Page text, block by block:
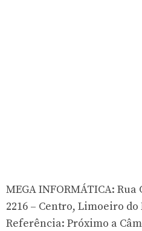
MEGA INFORMÁTICA:
2216 – Centro, Limoeiro do
Referência: Próximo a